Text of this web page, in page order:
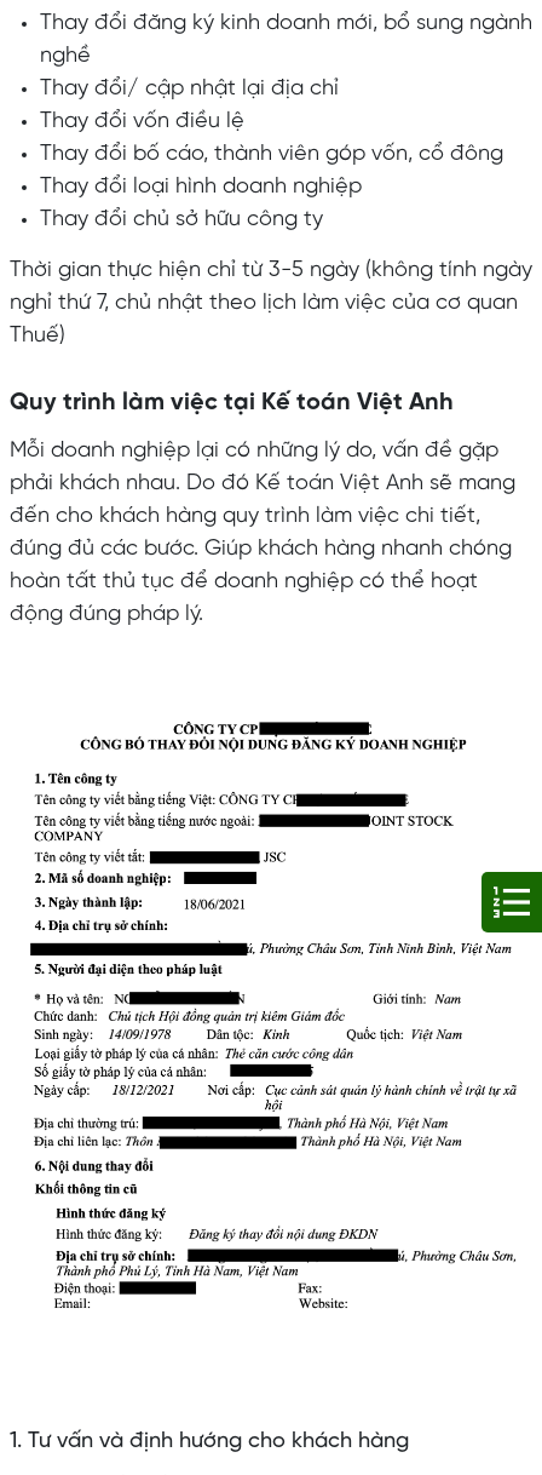
Thay đổi đăng ký kinh doanh mới, bổ sung ngành
nghề
Thay đổi/ cập nhật lại địa chỉ
Thay đổi vốn điều lệ
Thay đổi bố cáo, thành viên góp vốn, cổ đông
Thay đổi loại hình doanh nghiệp
Thay đổi chủ sở hữu công ty
Thời gian thực hiện chỉ từ 3-5 ngày (không tính ngày
nghỉ thứ 7, chủ nhật theo lịch làm việc của cơ quan
Thuế)
Quy trình làm việc tại Kế toán Việt Anh
Mỗi doanh nghiệp lại có những lý do, vấn đề gặp
phải khách nhau. Do đó Kế toán Việt Anh sẽ mang
đến cho khách hàng quy trình làm việc chi tiết,
đúng đủ các bước. Giúp khách hàng nhanh chóng
hoàn tất thủ tục để doanh nghiệp có thể hoạt
động đúng pháp lý.
1. Tư vấn và định hướng cho khách hàng